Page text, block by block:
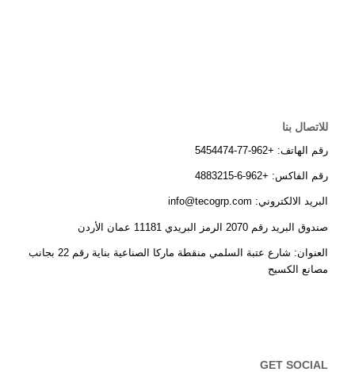
للاتصال بنا
رقم الهاتف: +962-77-5454474
رقم الفاكس: +962-6-4883215
البريد الالكتروني: info@tecogrp.com
صندوق البريد رقم 2070 الرمز البريدي 11181 عمان الأردن
العنوان: شارع عتبة السلمي منقطة ماركا الصناعية بناية رقم 22 بجانب
مصانع الكسيح
GET SOCIAL